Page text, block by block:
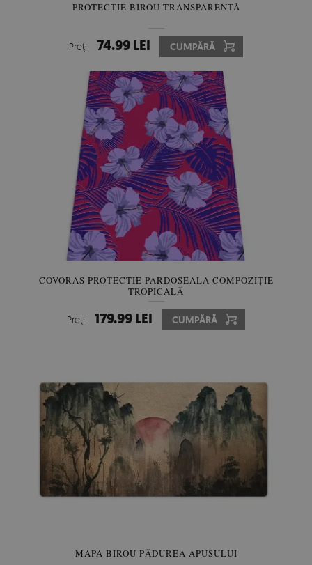
PROTECTIE BIROU TRANSPARENTĂ
Preţ: 74.99 LEI CUMPĂRĂ
COVORAS PROTECTIE PARDOSEALA COMPOZIȚIE
TROPICALĂ
Preţ: 179.99 LEI CUMPĂRĂ
MAPA BIROU PĂDUREA APUSULUI